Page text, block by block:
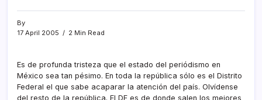
By
17 April 2005
2 Min Read
Es de profunda tristeza que el estado del periódismo en
México sea tan pésimo. En toda la república sólo es el Distrito
Federal el que sabe acaparar la atención del paí­s. Olví­dense
del resto de la república. El DF es de donde salen los mejores